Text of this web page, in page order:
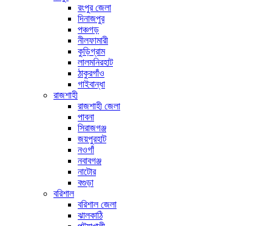
রংপুর জেলা
দিনাজপুর
পঞ্চগড়
নীলফামারী
কুড়িগ্রাম
লালমনিরহাট
ঠাকুরগাঁও
গাইবান্ধা
রাজশাহী
রাজশাহী জেলা
পাবনা
সিরাজগঞ্জ
জয়পুরহাট
নওগাঁ
নবাবগঞ্জ
নাটোর
বগুড়া
বরিশাল
বরিশাল জেলা
ঝালকাঠি